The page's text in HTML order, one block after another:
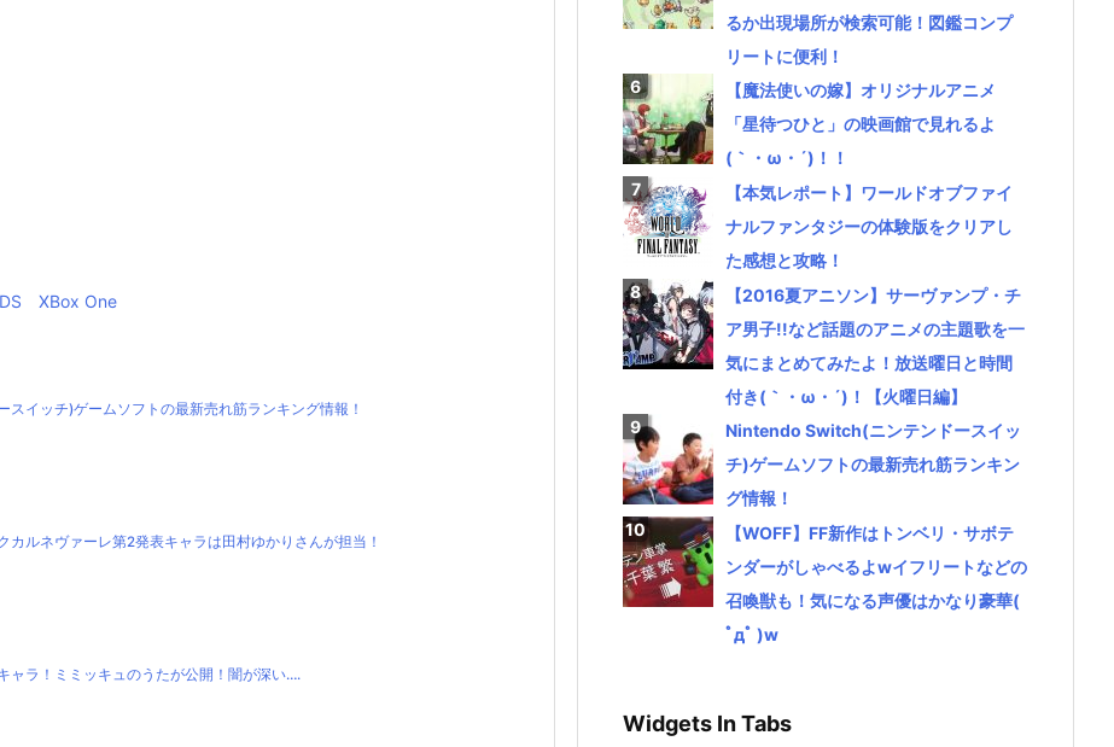
XBox One
イッチ)ゲームソフトの最新売れ筋ランキング情報！
カルネヴァーレ第2発表キャラは田村ゆかりさんが担当！
ャラ！ミミッキュのうたが公開！闇が深い….
るか出現場所が検索可能！図鑑コンプ
リートに便利！
【魔法使いの嫁】オリジナルアニメ
「星待つひと」の映画館で見れるよ
(｀・ω・´)！！
【本気レポート】ワールドオブファイ
ナルファンタジーの体験版をクリアし
た感想と攻略！
【2016夏アニソン】サーヴァンプ・チ
ア男子!!など話題のアニメの主題歌を一
気にまとめてみたよ！放送曜日と時間
付き(｀・ω・´)！【火曜日編】
Nintendo Switch(ニンテンドースイッ
チ)ゲームソフトの最新売れ筋ランキン
グ情報！
【WOFF】FF新作はトンベリ・サボテ
ンダーがしゃべるよwイフリートなどの
召喚獣も！気になる声優はかなり豪華(
ﾟдﾟ )w
Widgets In Tabs